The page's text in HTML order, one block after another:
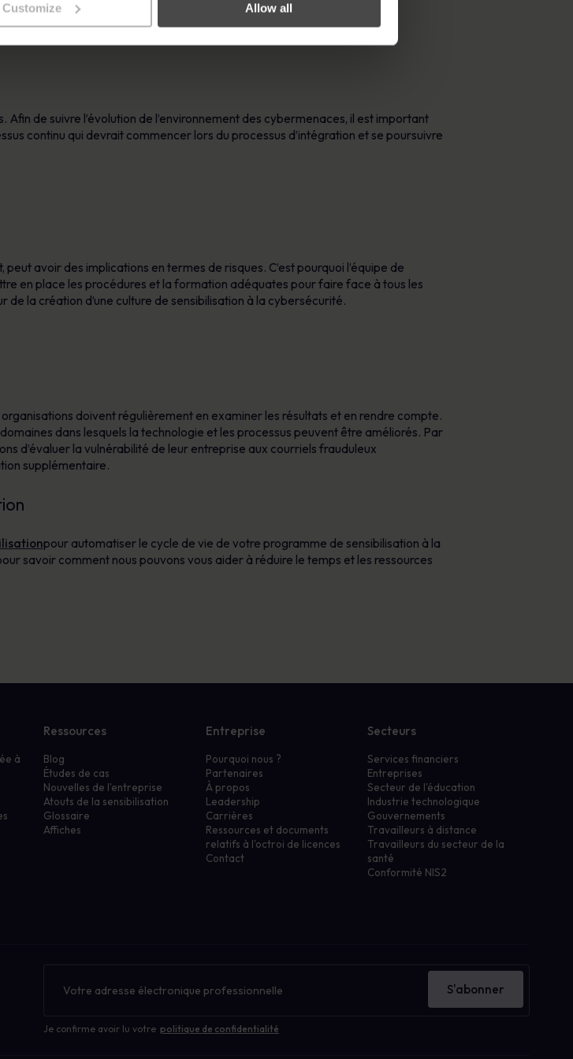
Customize Allow all
de suivre l’évolution de l’environnement des cybermenaces, il est important
continu qui devrait commencer lors du processus d’intégration et se poursuivre
avoir des implications en termes de risques. C’est pourquoi l’équipe de
en place les procédures et la formation adéquates pour faire face à tous les
la création d’une culture de sensibilisation à la cybersécurité.
doivent régulièrement en examiner les résultats et en rendre compte.
dans lesquels la technologie et les processus peuvent être améliorés. Par
d’évaluer la vulnérabilité de leur entreprise aux courriels frauduleux
supplémentaire.
pour automatiser le cycle de vie de votre programme de sensibilisation à la
savoir comment nous pouvons vous aider à réduire le temps et les ressources
à
Ressources
Blog
Études de cas
Nouvelles de l'entreprise
Atouts de la sensibilisation
Glossaire
Affiches
Entreprise
Pourquoi nous ?
Partenaires
À propos
Leadership
Carrières
Ressources et documents
relatifs à l'octroi de licences
Contact
Secteurs
Services financiers
Entreprises
Secteur de l'éducation
Industrie technologique
Gouvernements
Travailleurs à distance
Travailleurs du secteur de la
santé
Conformité NIS2
d'information
Je confirme avoir lu votre politique de confidentialité
S'abonner